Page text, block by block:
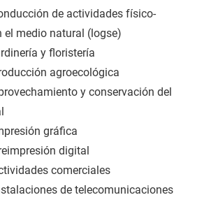
de actividades físico-
el medio natural (logse)
y floristería
agroecológica
y conservación del
gráfica
digital
comerciales
de telecomunicaciones